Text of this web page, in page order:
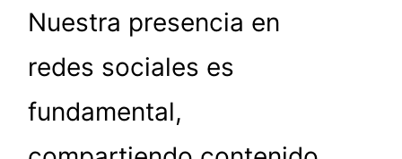
Nuestra presencia en
redes sociales es
fundamental,